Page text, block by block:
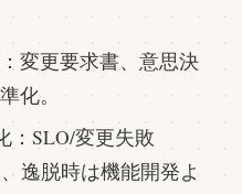
変更要求書、意思決
化。
：SLO/変更失敗
逸脱時は機能開発よ